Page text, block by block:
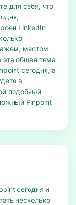
для себя, что
LinkedIn
местом
эта общая тема
сегодня, а
в
подобный
Pinpoint
сегодня и
несколько